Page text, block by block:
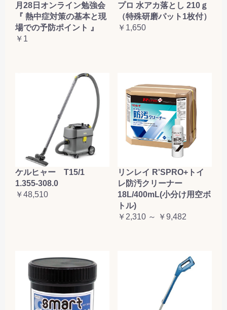
月28日オンライン勉強会
『 熱中症対策の基本と現
場での予防ポイント 』
￥1
プロ 水アカ落とし 210ｇ
（特殊研磨パット1枚付）
￥1,650
ケルヒャー T15/1
1.355-308.0
￥48,510
リンレイ R'SPRO+トイ
レ防汚クリーナー
18L/400mL(小分け用空ボ
トル)
￥2,310 ～ ￥9,482